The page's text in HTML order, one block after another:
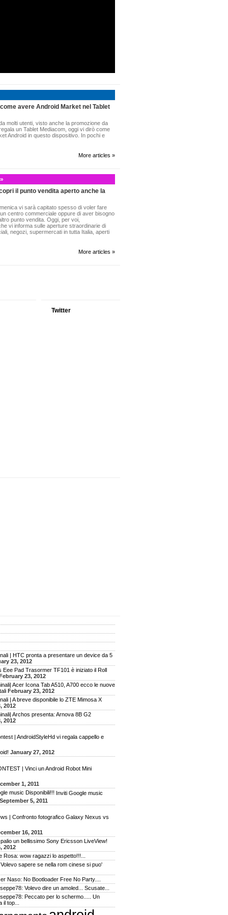
avere Android Market nel Tablet
molti utenti, visto anche la promozione da
un Tablet Mediacom, oggi vi dirò come
Android in questo dispositivo. In pochi e
More articles »
il punto vendita aperto anche la
vi sarà capitato spesso di voler fare
centro commerciale oppure di aver bisogno
punto vendita. Oggi, per voi,
vi informa sulle aperture straordinarie di
negozi, supermercati in tutta Italia, aperti
More articles »
Twitter
| HTC pronta a presentare un device da 5
23, 2012
Eee Pad Trasormer TF101 è iniziato il Roll
23, 2012
Acer Icona Tab A510, A700 ecco le nuove
February 23, 2012
| A breve disponibile lo ZTE Mimosa X
2012
Archos presenta: Arnova 8B G2
2012
| AndroidStyleHd vi regala cappello e
January 27, 2012
| Vinci un Android Robot Mini
1, 2011
Inviti Google music
September 5, 2011
| Confronto fotografico Galaxy Nexus vs
16, 2011
un bellissimo Sony Ericsson LiveView!
2012
Rosa: wow ragazzi lo aspetto!!!...
sapere se nella rom cinese si puo'
Naso: No Bootloader Free No Party....
Volevo dire un amoled... Scusate...
Peccato per lo schermo..... Un
top...